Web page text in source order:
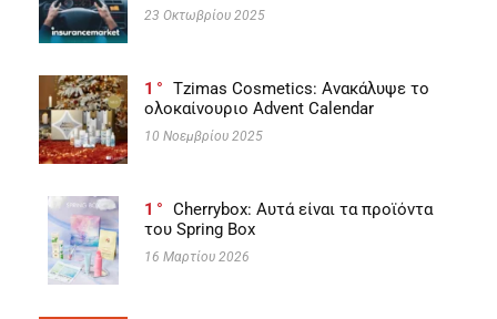
23 Οκτωβρίου 2025
1
Tzimas Cosmetics: Ανακάλυψε το
ολοκαίνουριο Advent Calendar
10 Νοεμβρίου 2025
1
Cherrybox: Αυτά είναι τα προϊόντα
του Spring Box
16 Μαρτίου 2026